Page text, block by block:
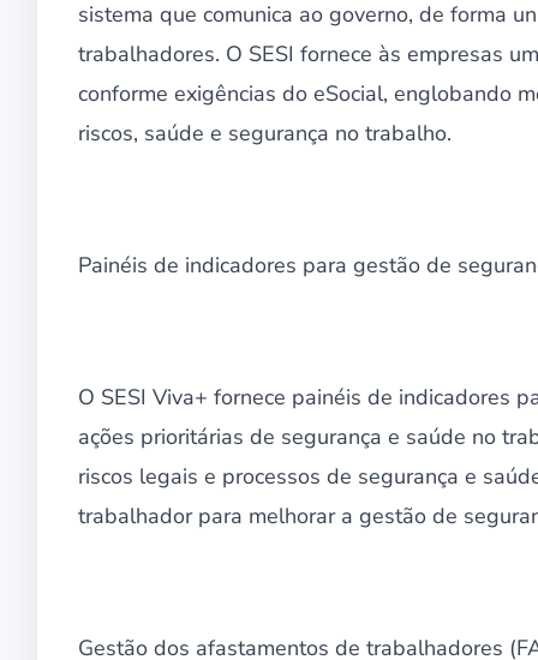
sistema que comunica ao governo, de forma
trabalhadores. O SESI fornece às empresas
conforme exigências do eSocial, englobando
riscos, saúde e segurança no trabalho.
Painéis de indicadores para gestão de
O SESI Viva+ fornece painéis de indicadores
ações prioritárias de segurança e saúde no
riscos legais e processos de segurança e
trabalhador para melhorar a gestão de
Gestão dos afastamentos de trabalhadores